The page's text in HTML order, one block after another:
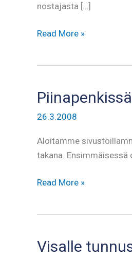
nostajasta […]
Kemppainen
Read More »
26.3.2008
Aloitamme
takana. Ensimmäisessä
Piinapenkissä
Read More »
Visalle